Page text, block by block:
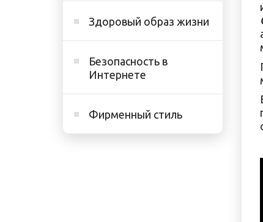
Здоровый образ жизни
Безопасность в
Интернете
Фирменный стиль